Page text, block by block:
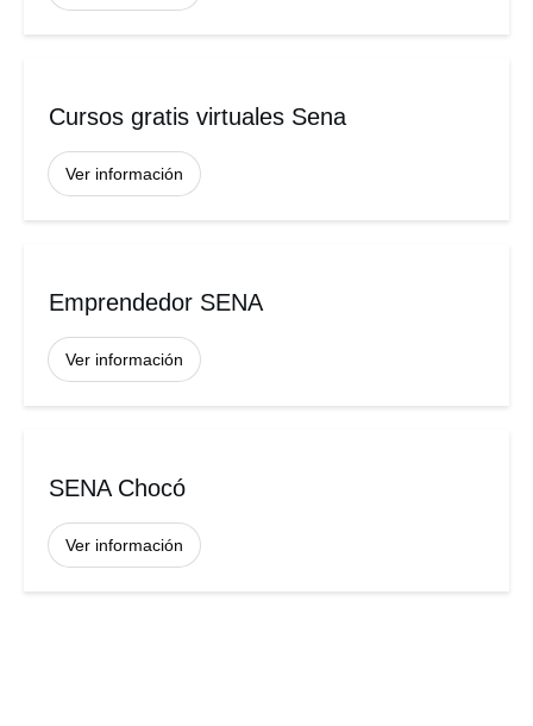
Cursos gratis virtuales Sena
Ver información
Emprendedor SENA
Ver información
SENA Chocó
Ver información